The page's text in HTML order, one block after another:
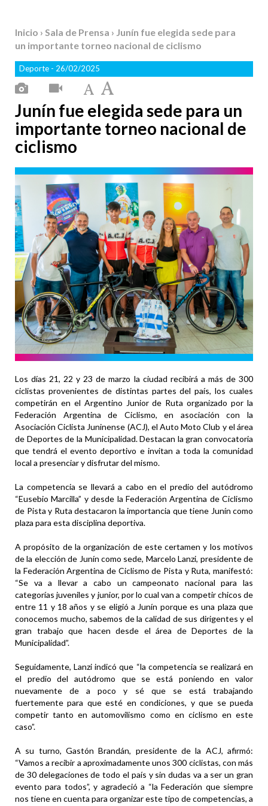
Inicio › Sala de Prensa › Junín fue elegida sede para
un importante torneo nacional de ciclismo
Deporte - 26/02/2025
Junín fue elegida sede para un
importante torneo nacional de
ciclismo
Los días 21, 22 y 23 de marzo la ciudad recibirá a más de 300
ciclistas provenientes de distintas partes del país, los cuales
competirán en el Argentino Junior de Ruta organizado por la
Federación Argentina de Ciclismo, en asociación con la
Asociación Ciclista Juninense (ACJ), el Auto Moto Club y el área
de Deportes de la Municipalidad. Destacan la gran convocatoria
que tendrá el evento deportivo e invitan a toda la comunidad
local a presenciar y disfrutar del mismo.
La competencia se llevará a cabo en el predio del autódromo
“Eusebio Marcilla” y desde la Federación Argentina de Ciclismo
de Pista y Ruta destacaron la importancia que tiene Junín como
plaza para esta disciplina deportiva.
A propósito de la organización de este certamen y los motivos
de la elección de Junín como sede, Marcelo Lanzi, presidente de
la Federación Argentina de Ciclismo de Pista y Ruta, manifestó:
“Se va a llevar a cabo un campeonato nacional para las
categorías juveniles y junior, por lo cual van a competir chicos de
entre 11 y 18 años y se eligió a Junín porque es una plaza que
conocemos mucho, sabemos de la calidad de sus dirigentes y el
gran trabajo que hacen desde el área de Deportes de la
Municipalidad”.
Seguidamente, Lanzi indicó que “la competencia se realizará en
el predio del autódromo que se está poniendo en valor
nuevamente de a poco y sé que se está trabajando
fuertemente para que esté en condiciones, y que se pueda
competir tanto en automovilismo como en ciclismo en este
caso”.
A su turno, Gastón Brandán, presidente de la ACJ, afirmó:
“Vamos a recibir a aproximadamente unos 300 ciclistas, con más
de 30 delegaciones de todo el país y sin dudas va a ser un gran
evento para todos”, y agradeció a “la Federación que siempre
nos tiene en cuenta para organizar este tipo de competencias, a